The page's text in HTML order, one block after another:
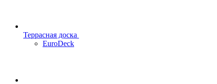
Террасная доска
EuroDeck